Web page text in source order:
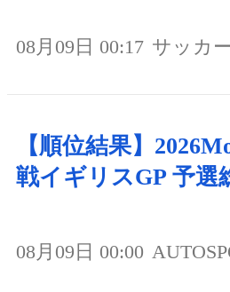
08月09日 00:17 サッカ
【順位結果】
戦イギリスGP 予選
08月09日 00:00